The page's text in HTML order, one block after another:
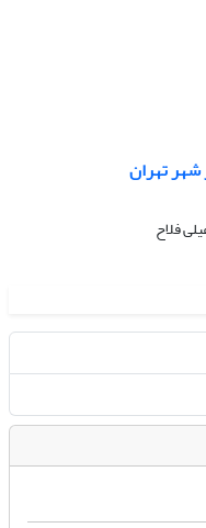
شهر تهران
فلاح